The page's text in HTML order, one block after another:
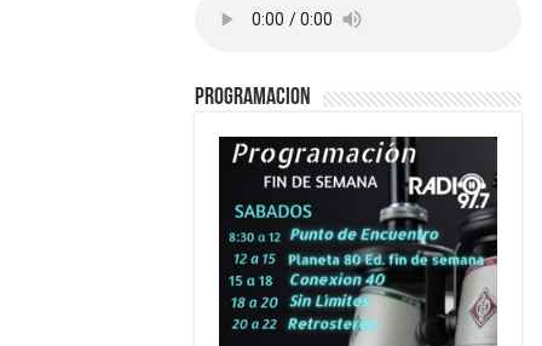
PROGRAMACION